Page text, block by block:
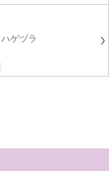
ハゲヅラ